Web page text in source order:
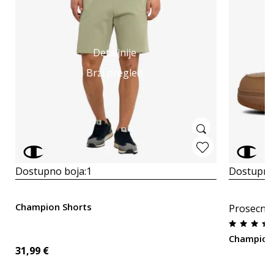
Detaljnije
Brzi pregled
Dostupno boja:1
Champion Shorts
31,99 €